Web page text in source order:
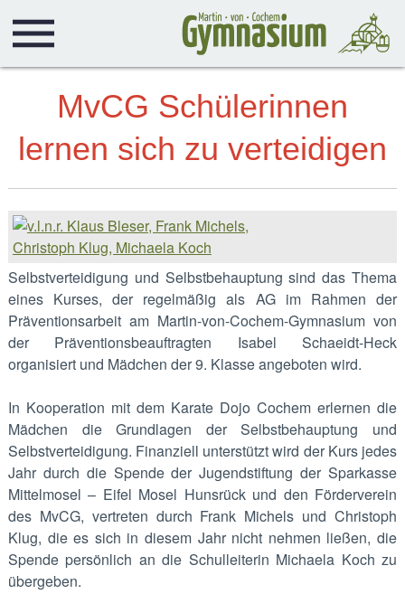
MvCG Schülerinnen
lernen sich zu verteidigen
Selbstverteidigung und Selbstbehauptung sind das Thema
eines Kurses, der regelmäßig als AG im Rahmen der
Präventionsarbeit am Martin-von-Cochem-Gymnasium von
der Präventionsbeauftragten Isabel Schaeidt-Heck
organisiert und Mädchen der 9. Klasse angeboten wird.
In Kooperation mit dem Karate Dojo Cochem erlernen die
Mädchen die Grundlagen der Selbstbehauptung und
Selbstverteidigung. Finanziell unterstützt wird der Kurs jedes
Jahr durch die Spende der Jugendstiftung der Sparkasse
Mittelmosel – Eifel Mosel Hunsrück und den Förderverein
des MvCG, vertreten durch Frank Michels und Christoph
Klug, die es sich in diesem Jahr nicht nehmen ließen, die
Spende persönlich an die Schulleiterin Michaela Koch zu
übergeben.